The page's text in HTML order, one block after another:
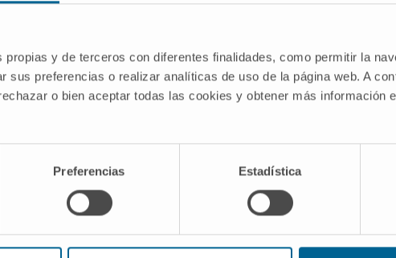
propias y de terceros con diferentes finalidades, como permitir la
sus preferencias o realizar analíticas de uso de la página web. A
o bien aceptar todas las cookies y obtener más información
Preferencias Estadística
Contratado Doctor de Universidad.